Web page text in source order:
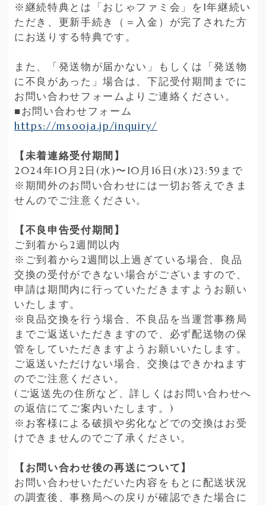
※継続特典とは「おじゃファミ会」を1年継続い
ただき、更新手続き（＝入金）が完了された方
にお送りする特典です。
また、「発送物が届かない」もしくは「発送物
に不良があった」場合は、下記受付期間までに
お問い合わせフォームよりご連絡ください。
■お問い合わせフォーム
https://msooja.jp/inquiry/
【未着連絡受付期間】
2024年10月2日(水)〜10月16日(水)23:59まで
※期間外のお問い合わせには一切お答えできま
せんのでご注意ください。
【不良申告受付期間】
ご到着から2週間以内
※ご到着から2週間以上過ぎている場合、良品
交換の受付ができない場合がございますので、
申請は期間内に行っていただきますようお願い
いたします。
※良品交換を行う場合、不良品を当運営事務局
までご返送いただきますので、必ず配送物の保
管をしていただきますようお願いいたします。
ご返送いただけない場合、交換はできかねます
のでご注意ください。
(ご返送先の住所など、詳しくはお問い合わせへ
の返信にてご案内いたします。)
※お客様による破損や劣化などでの交換はお受
けできませんのでご了承ください。
【お問い合わせ後の再送について】
お問い合わせいただいた内容をもとに配送状況
の調査後、事務局への戻りが確認できた場合に